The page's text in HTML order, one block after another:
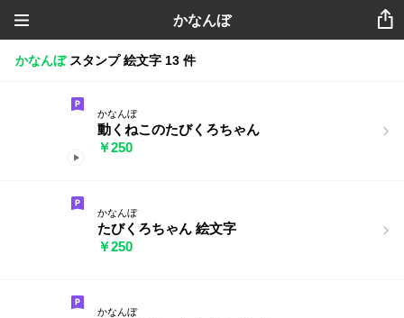
かなんぼ
かなんぼ スタンプ 絵文字 13 件
かなんぼ
動くねこのたびくろちゃん
￥250
かなんぼ
たびくろちゃん 絵文字
￥250
かなんぼ